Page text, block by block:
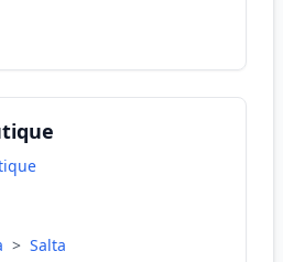
> Salta